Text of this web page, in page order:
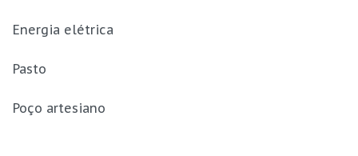
Energia elétrica
Pasto
Poço artesiano